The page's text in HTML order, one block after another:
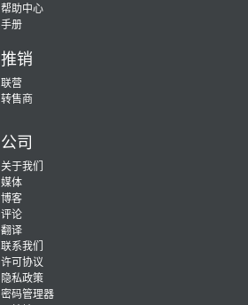
帮助中心
手册
推销
联营
转售商
公司
关于我们
媒体
博客
评论
翻译
联系我们
许可协议
隐私政策
密码管理器